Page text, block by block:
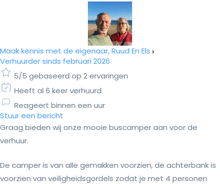
Maak kennis met de eigenaar, Ruud En Els
Verhuurder sinds februari 2026
5/5 gebaseerd op 2 ervaringen
Heeft al 6 keer verhuurd
Reageert binnen een uur
Stuur een bericht
Graag bieden wij onze mooie buscamper aan voor de
verhuur.
De camper is van alle gemakken voorzien, de achterbank is
voorzien van veiligheidsgordels zodat je met 4 personen